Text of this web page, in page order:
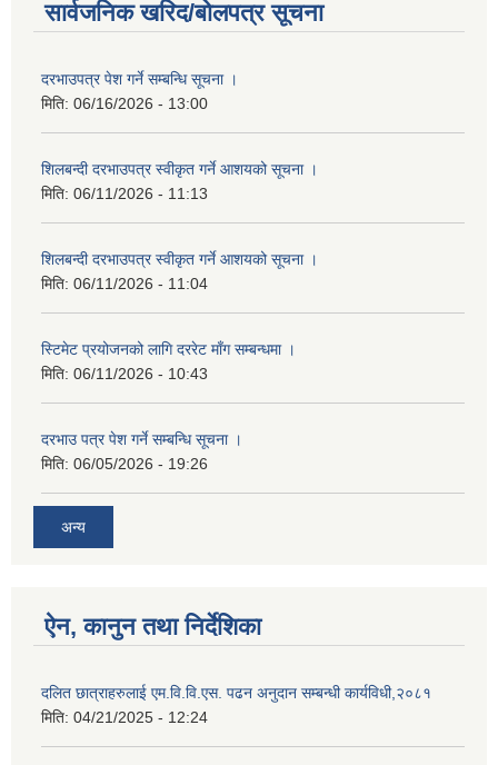
सार्वजनिक खरिद/बोलपत्र सूचना
दरभाउपत्र पेश गर्ने सम्बन्धि सूचना ।
मिति: 06/16/2026 - 13:00
शिलबन्दी दरभाउपत्र स्वीकृत गर्ने आशयको सूचना ।
मिति: 06/11/2026 - 11:13
शिलबन्दी दरभाउपत्र स्वीकृत गर्ने आशयको सूचना ।
मिति: 06/11/2026 - 11:04
स्टिमेट प्रयोजनको लागि दररेट माँग सम्बन्धमा ।
मिति: 06/11/2026 - 10:43
दरभाउ पत्र पेश गर्ने सम्बन्धि सूचना ।
मिति: 06/05/2026 - 19:26
अन्य
ऐन, कानुन तथा निर्देशिका
दलित छात्राहरुलाई एम.वि.वि.एस. पढन अनुदान सम्बन्धी कार्यविधी,२०८१
मिति: 04/21/2025 - 12:24